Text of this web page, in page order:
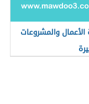
الأعمال والمشروعات